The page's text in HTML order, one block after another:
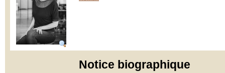
Notice biographique